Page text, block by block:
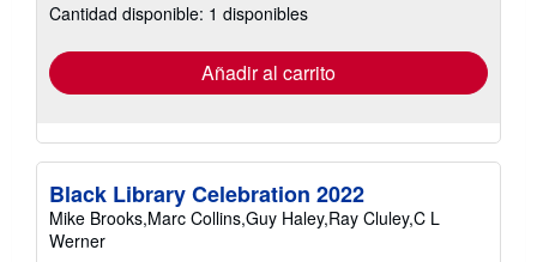
las
tarifas
envío
Cantidad disponible: 1 disponibles
Añadir al carrito
Black Library Celebration 2022
Mike Brooks,Marc Collins,Guy Haley,Ray Cluley,C L
Werner